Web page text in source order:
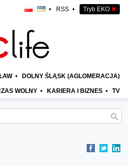
• RSS • Tryb EKO ✖
• DOLNY ŚLĄSK (AGLOMERACJA)
WOLNY • KARIERA I BIZNES • TV